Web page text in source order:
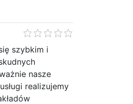
szybkim i
nasze
realizujemy